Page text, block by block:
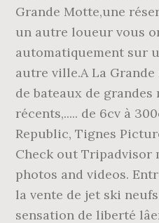
Grande Motte,une
un autre loueur vous
automatiquement sur
autre ville.A La
de bateaux de
récents,..... de 6cv à
Republic, Tignes
Check out Tripadvisor
photos and videos.
la vente de jet ski
sensation de liberté